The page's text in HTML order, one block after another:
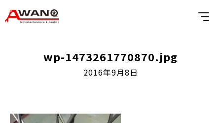
wp-1473261770870.jpg
2016年9月8日